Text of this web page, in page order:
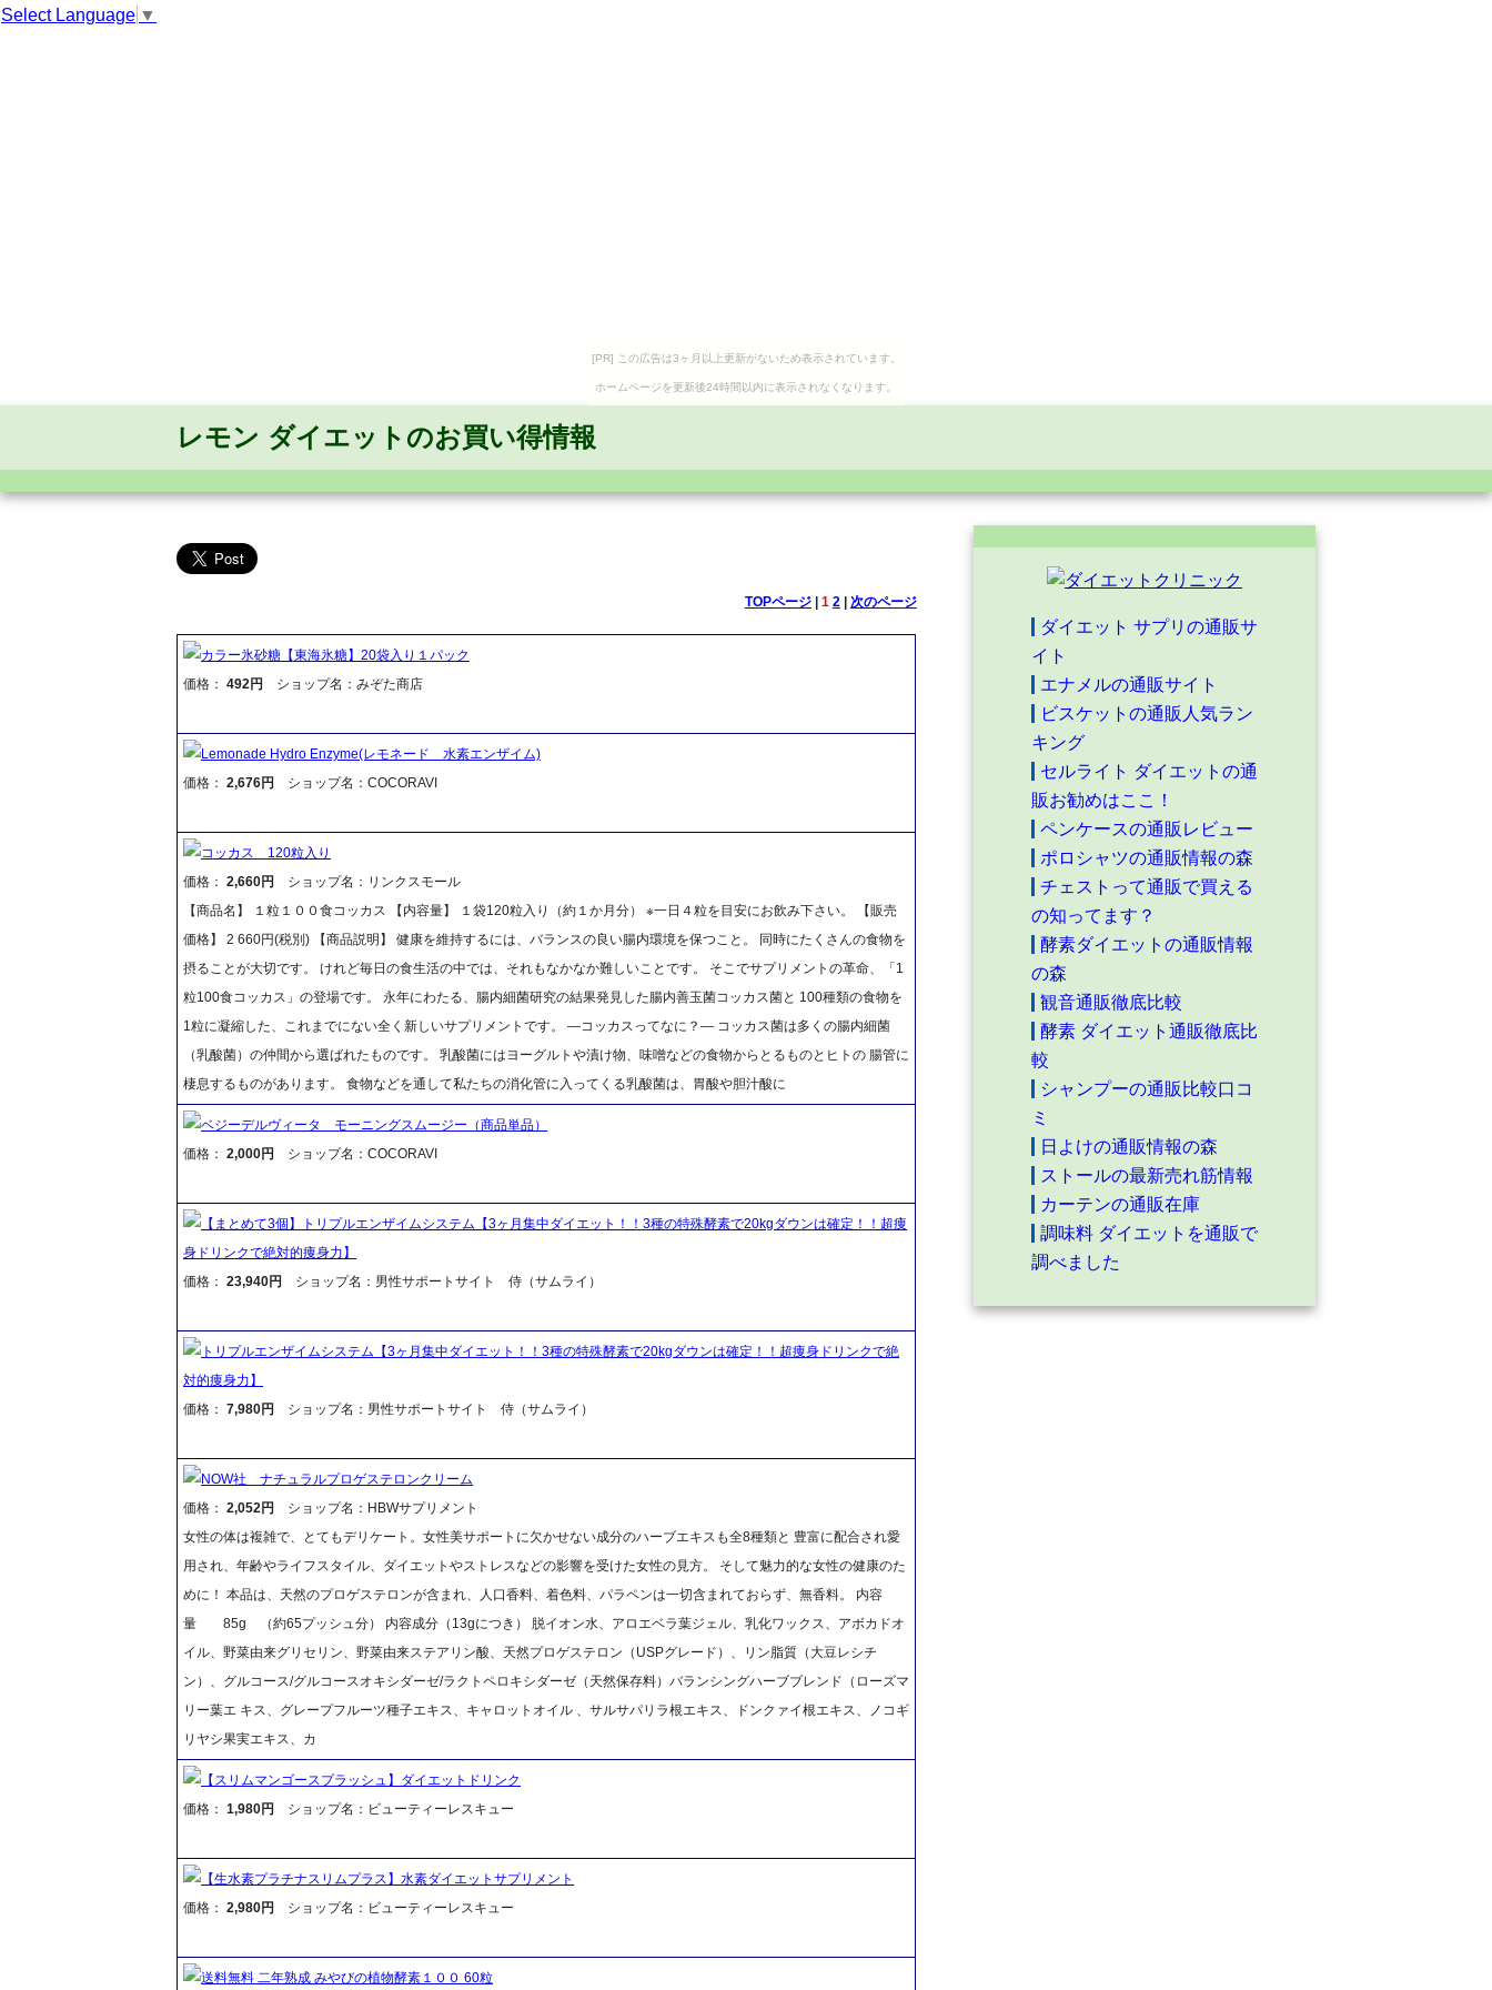
Select Language ▼
[PR] この広告は3ヶ月以上更新がないため表示されています。
ホームページを更新後24時間以内に表示されなくなります。
レモン ダイエットのお買い得情報
TOPページ| 1 2| 次のページ
カラー氷砂糖【東海氷糖】20袋入り１パック
価格： 492円 ショップ名：みぞた商店
Lemonade Hydro Enzyme(レモネード 水素エンザイム)
価格： 2,676円 ショップ名：COCORAVI
コッカス 120粒入り
価格： 2,660円
ショップ名：リンクスモール
【商品名】 １粒１００食コッカス 【内容量】 １袋120粒入り（約１か月分） ※一日４粒を目安にお飲み下さい。 【販売
価格】 2 660円(税別) 【商品説明】 健康を維持するには、バランスの良い腸内環境を保つこと。 同時にたくさんの食物を
摂ることが大切です。 けれど毎日の食生活の中では、それもなかなか難しいことです。 そこでサプリメントの革命、「1
粒100食コッカス」の登場です。 永年にわたる、腸内細菌研究の結果発見した腸内善玉菌コッカス菌と 100種類の食物を
1粒に凝縮した、これまでにない全く新しいサプリメントです。 ―コッカスってなに？― コッカス菌は多くの腸内細菌
（乳酸菌）の仲間から選ばれたものです。 乳酸菌にはヨーグルトや漬け物、味噌などの食物からとるものとヒトの 腸管に
棲息するものがあります。 食物などを通して私たちの消化管に入ってくる乳酸菌は、胃酸や胆汁酸に
ベジーデルヴィータ モーニングスムージー（商品単品）
価格： 2,000円 ショップ名：COCORAVI
【まとめて3個】トリプルエンザイムシステム【3ヶ月集中ダイエット！！3種の特殊酵素で20kgダウンは確定！！超痩
身ドリンクで絶対的痩身力】
価格： 23,940円 ショップ名：男性サポートサイト 侍（サムライ）
トリプルエンザイムシステム【3ヶ月集中ダイエット！！3種の特殊酵素で20kgダウンは確定！！超痩身ドリンクで絶
対的痩身力】
価格： 7,980円 ショップ名：男性サポートサイト 侍（サムライ）
NOW社 ナチュラルプロゲステロンクリーム
価格： 2,052円
ショップ名：HBWサプリメント
女性の体は複雑で、とてもデリケート。女性美サポートに欠かせない成分のハーブエキスも全8種類と 豊富に配合され愛
用され、年齢やライフスタイル、ダイエットやストレスなどの影響を受けた女性の見方。 そして魅力的な女性の健康のた
めに！ 本品は、天然のプロゲステロンが含まれ、人口香料、着色料、パラペンは一切含まれておらず、無香料。 内容
量 85g （約65プッシュ分） 内容成分（13gにつき） 脱イオン水、アロエベラ葉ジェル、乳化ワックス、アボカドオ
イル、野菜由来グリセリン、野菜由来ステアリン酸、天然プロゲステロン（USPグレード）、リン脂質（大豆レシチ
ン）、グルコース/グルコースオキシダーゼ/ラクトペロキシダーゼ（天然保存料）バランシングハーブブレンド（ローズマ
リー葉エ キス、グレープフルーツ種子エキス、キャロットオイル 、サルサパリラ根エキス、ドンクァイ根エキス、ノコギ
リヤシ果実エキス、カ
【スリムマンゴースプラッシュ】ダイエットドリンク
価格： 1,980円 ショップ名：ビューティーレスキュー
【生水素プラチナスリムプラス】水素ダイエットサプリメント
価格： 2,980円 ショップ名：ビューティーレスキュー
送料無料 二年熟成 みやびの植物酵素１００ 60粒
ダイエット サプリの通販サ
イト
エナメルの通販サイト
ビスケットの通販人気ラン
キング
セルライト ダイエットの通
販お勧めはここ！
ペンケースの通販レビュー
ポロシャツの通販情報の森
チェストって通販で買える
の知ってます？
酵素ダイエットの通販情報
の森
観音通販徹底比較
酵素 ダイエット通販徹底比
較
シャンプーの通販比較口コ
ミ
日よけの通販情報の森
ストールの最新売れ筋情報
カーテンの通販在庫
調味料 ダイエットを通販で
調べました